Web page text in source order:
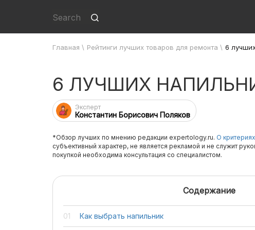
Главная \ Рейтинги лучших товаров для ремонта \ 6
6 ЛУЧШИХ
Эксперт
Константин Борисович Поляков
*Обзор лучших по мнению редакции expertology.ru. О
субъективный характер, не является рекламой и не служит
покупкой необходима консультация со специалистом.
Содержание
Как выбрать напильник